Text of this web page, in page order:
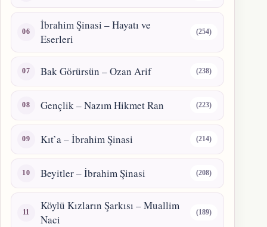
İbrahim Şinasi – Hayatı ve
Eserleri
(254)
Bak Görürsün – Ozan Arif (238)
Gençlik – Nazım Hikmet Ran (223)
Kıt’a – İbrahim Şinasi (214)
Beyitler – İbrahim Şinasi (208)
Köylü Kızların Şarkısı – Muallim
Naci
(189)